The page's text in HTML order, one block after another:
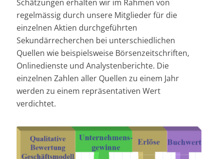
Schätzungen erhalten wir im Rahmen von
regelmässig durch unsere Mitglieder für die
einzelnen Aktien durchgeführten
Sekundärrecherchen bei unterschiedlichen
Quellen wie beispielsweise Börsenzeitschriften,
Onlinedienste und Analystenberichte. Die
einzelnen Zahlen aller Quellen zu einem Jahr
werden zu einem repräsentativen Wert
verdichtet.